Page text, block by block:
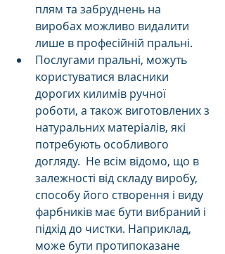
плям та забруднень на
виробах можливо видалити
лише в професійній пральні.
Послугами пральні, можуть
користуватися власники
дорогих килимів ручної
роботи, а також виготовлених з
натуральних матеріалів, які
потребують особливого
догляду.  Не всім відомо, що в
залежності від складу виробу,
способу його створення і виду
фарбників має бути вибраний і
підхід до чистки. Наприклад,
може бути протипоказане